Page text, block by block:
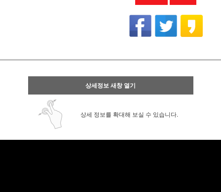
상세정보 새창 열기
상세 정보를 확대해 보실 수 있습니다.